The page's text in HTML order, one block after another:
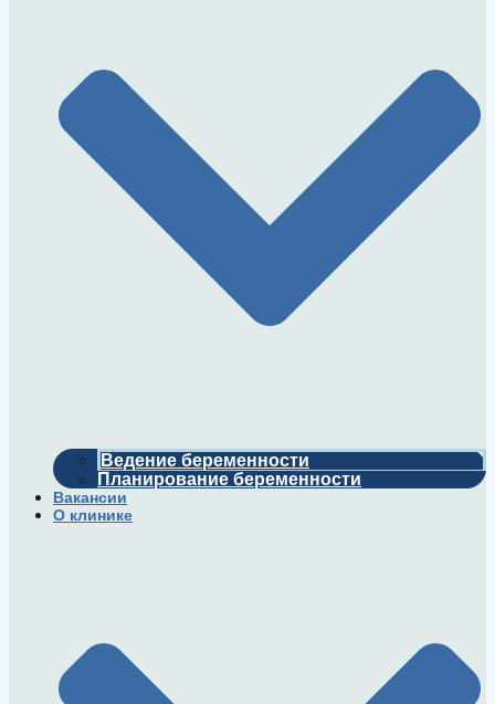
Ведение беременности
Планирование беременности
Вакансии
О клинике